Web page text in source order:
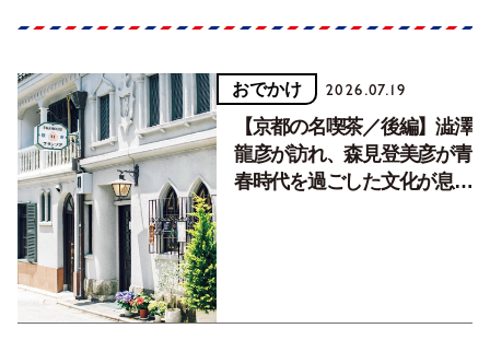
おでかけ 2026.07.19
【京都の名喫茶／後編】澁澤
龍彦が訪れ、森見登美彦が青
春時代を過ごした文化が息づ